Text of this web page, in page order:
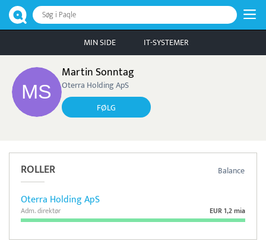
Søg i Paqle
MIN SIDE IT-SYSTEMER
Martin Sonntag
Oterra Holding ApS
FØLG
Balance
ROLLER
Oterra Holding ApS
EUR 1,2 mia
Adm. direktør